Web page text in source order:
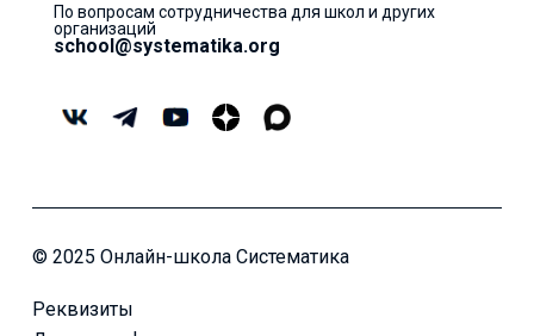
По вопросам сотрудничества для школ и других
организаций
school@systematika.org
© 2025 Онлайн-школа Систематика
Реквизиты